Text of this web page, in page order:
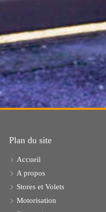
Plan du site
Accueil
A propos
Stores et Volets
Motorisation